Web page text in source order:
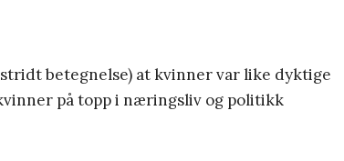
betegnelse) at kvinner var like dyktige
på topp i næringsliv og politikk